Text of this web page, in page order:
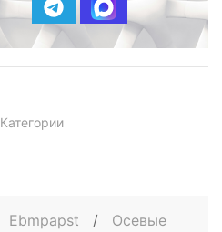
Категории
Ebmpapst /
Осевые